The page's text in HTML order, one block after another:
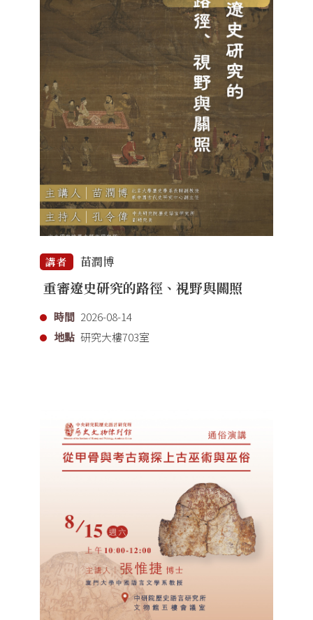
講者 苗潤博
重審遼史研究的路徑、視野與關照
時間 2026-08-14
地點 研究大樓703室